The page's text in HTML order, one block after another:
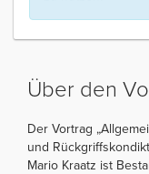
Über den
Der Vortrag
und
Mario Kraatz ist